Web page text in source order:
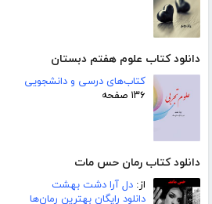
دانلود کتاب علوم هفتم دبستان
کتاب‌های درسی و دانشجویی
۱۳۶ صفحه
دانلود کتاب رمان حس مات
از: دل آرا دشت بهشت
دانلود رایگان بهترین رمان‌ها